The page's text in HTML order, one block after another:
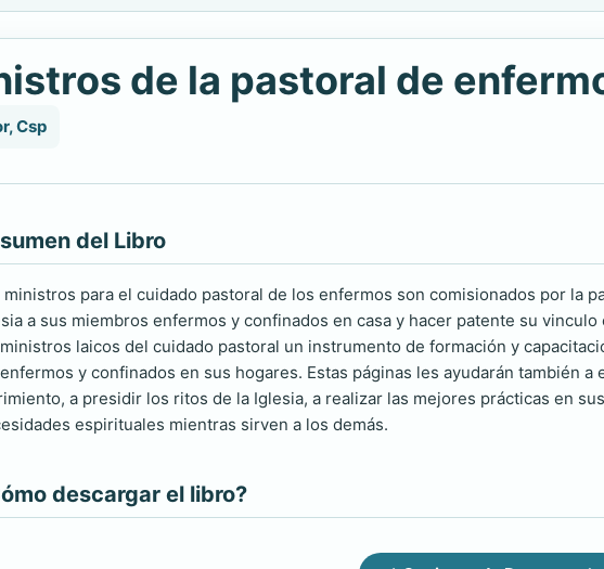
de la pastoral de
Csp
del Libro
ministros para el cuidado pastoral de los enfermos son comisionados por la
a sus miembros enfermos y confinados en casa y hacer patente su
laicos del cuidado pastoral un instrumento de formación y
y confinados en sus hogares. Estas páginas les ayudarán también
a presidir los ritos de la Iglesia, a realizar las mejores prácticas en
espirituales mientras sirven a los demás.
descargar el libro?